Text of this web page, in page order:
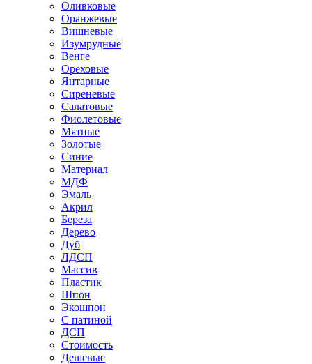
Оливковые
Оранжевые
Вишневые
Изумрудные
Венге
Ореховые
Янтарные
Сиреневые
Салатовые
Фиолетовые
Мятные
Золотые
Синие
Материал
МДФ
Эмаль
Акрил
Береза
Дерево
Дуб
ЛДСП
Массив
Пластик
Шпон
Экошпон
С патиной
ДСП
Стоимость
Дешевые